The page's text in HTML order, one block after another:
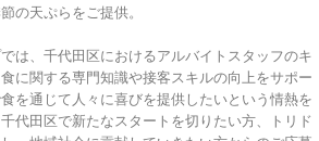
の天ぷらをご提供。
は、千代田区におけるアルバイトスタッフのキ
に関する専門知識や接客スキルの向上をサポー
を通じて人々に喜びを提供したいという情熱を
代田区で新たなスタートを切りたい方、トリド